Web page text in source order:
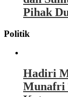
Pihak
Politik
Hadiri
Munafri